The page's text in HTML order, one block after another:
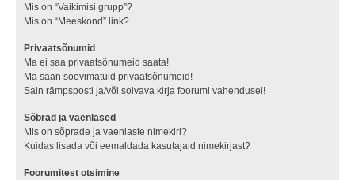
Mis on “Vaikimisi grupp”?
Mis on “Meeskond” link?
Privaatsõnumid
Ma ei saa privaatsõnumeid saata!
Ma saan soovimatuid privaatsõnumeid!
Sain rämpsposti ja/või solvava kirja foorumi vahendusel!
Sõbrad ja vaenlased
Mis on sõprade ja vaenlaste nimekiri?
Kuidas lisada või eemaldada kasutajaid nimekirjast?
Foorumitest otsimine